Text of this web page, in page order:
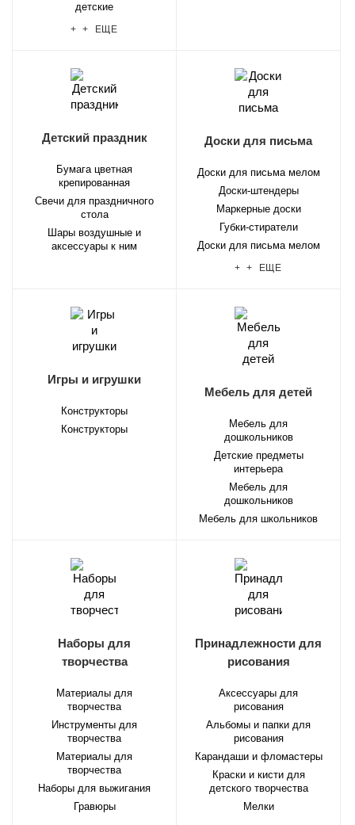
детские
+ + ЕЩЕ
Детский праздник
Бумага цветная
крепированная
Свечи для праздничного
стола
Шары воздушные и
аксессуары к ним
Доски для письма
Доски для письма мелом
Доски-штендеры
Маркерные доски
Губки-стиратели
Доски для письма мелом
+ + ЕЩЕ
Игры и игрушки
Конструкторы
Конструкторы
Мебель для детей
Мебель для
дошкольников
Детские предметы
интерьера
Мебель для
дошкольников
Мебель для школьников
Наборы для
творчества
Материалы для
творчества
Инструменты для
творчества
Материалы для
творчества
Наборы для выжигания
Гравюры
Принадлежности для
рисования
Аксессуары для
рисования
Альбомы и папки для
рисования
Карандаши и фломастеры
Краски и кисти для
детского творчества
Мелки